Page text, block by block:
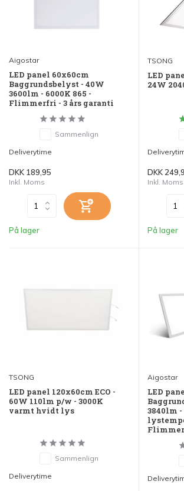
Aigostar
LED panel 60x60cm
Baggrundsbelyst - 40W
3600lm - 6000K 865 -
Flimmerfri - 3 års garanti
Sammenlign
Deliverytime
DKK 189,95
Inkl. Moms
På lager
TSONG
LED
24W
DKK
Inkl. Moms
På lager
TSONG
LED panel 120x60cm ECO -
60W 110lm p/w - 3000K
varmt hvidt lys
Sammenlign
Deliverytime
Aigostar
LED
3840lm -